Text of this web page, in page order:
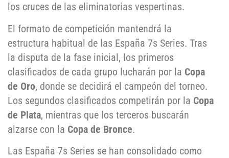
los cruces de las eliminatorias vespertinas.
El formato de competición mantendrá la
estructura habitual de las España 7s Series. Tras
la disputa de la fase inicial, los primeros
clasificados de cada grupo lucharán por la Copa
de Oro, donde se decidirá el campeón del torneo.
Los segundos clasificados competirán por la Copa
de Plata, mientras que los terceros buscarán
alzarse con la Copa de Bronce.
Las España 7s Series se han consolidado como